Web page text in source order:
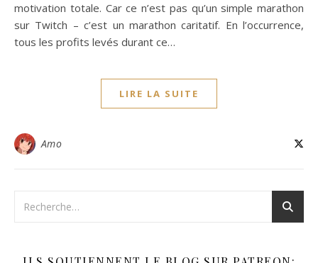
motivation totale. Car ce n’est pas qu’un simple marathon
sur Twitch – c’est un marathon caritatif. En l’occurrence,
tous les profits levés durant ce…
LIRE LA SUITE
Amo